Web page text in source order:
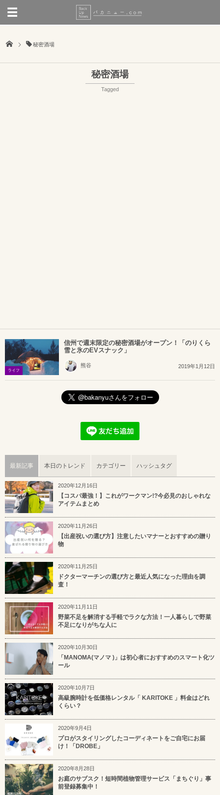
秘密酒場
秘密酒場
Tagged
ライフ
信州で週末限定の秘密酒場がオープン！「のりくら
雪と氷のEVスナック」
熊谷 2019年1月12日
最新記事 本日のトレンド カテゴリー ハッシュタグ
2020年12月16日
【コスパ最強！】これがワークマン!?今必見のおしゃれな
アイテムまとめ
2020年11月26日
【出産祝いの選び方】注意したいマナーとおすすめの贈り
物
2020年11月25日
ドクターマーチンの選び方と最近人気になった理由を調
査！
2020年11月11日
野菜不足を解消する手軽でラクな方法！一人暮らしで野菜
不足になりがちな人に
2020年10月30日
「MANOMA(マノマ )」は初心者におすすめのスマート化ツ
ール
2020年10月7日
高級腕時計を低価格レンタル「 KARITOKE 」料金はどれ
くらい？
2020年9月4日
プロがスタイリングしたコーディネートをご自宅にお届
け！「DROBE」
2020年8月28日
お庭のサブスク！短時間植物管理サービス「まちぐり」事
前登録募集中！